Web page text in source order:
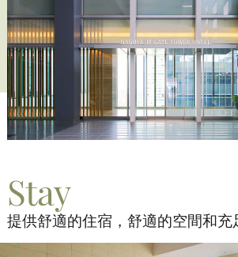
Stay
提供舒適的住宿，舒適的空間和充